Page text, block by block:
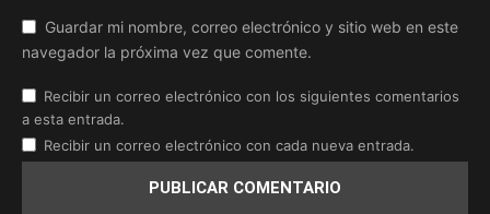
Guardar mi nombre, correo electrónico y sitio web en este
navegador la próxima vez que comente.
Recibir un correo electrónico con los siguientes comentarios
a esta entrada.
Recibir un correo electrónico con cada nueva entrada.